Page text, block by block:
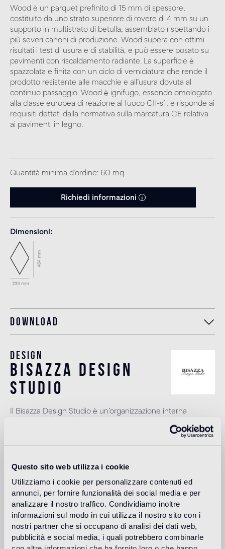
Questo sito web utilizza i cookie
Utilizziamo i cookie per personalizzare contenuti ed
annunci, per fornire funzionalità dei social media e per
analizzare il nostro traffico. Condividiamo inoltre
informazioni sul modo in cui utilizza il nostro sito con i
nostri partner che si occupano di analisi dei dati web,
pubblicità e social media, i quali potrebbero combinarle
Wood è un parquet prefinito di 15 mm di spessore,
costituito da uno strato superiore di rovere di 4 mm su un
supporto in multistrato di betulla, assemblato rispettando i
più severi canoni di produzione. Wood supera con ottimi
risultati i test di usura e di stabilità, e può essere posato su
pavimenti con riscaldamento radiante. La superficie è
spazzolata e finita con un ciclo di verniciatura che rende il
prodotto resistente alle macchie e all’usura dovuta al
continuo passaggio. Wood è ignifugo, essendo omologato
alla classe europea di reazione al fuoco Cfl-s1, e risponde ai
requisiti dettati dalla normativa sulla marcatura CE relativa
ai pavimenti in legno.
Quantità minima d’ordine: 60 mq
Richiedi informazioni
Dimensioni
Download
Design
bisazza design
studio
Il Bisazza Design Studio è un’organizzazione interna
costruzione dell’identità stilistica del marchio. Oltre ad
affiancare i designer nello sviluppo delle nuove collezioni,
Destinazione d'uso
Pavimento interno